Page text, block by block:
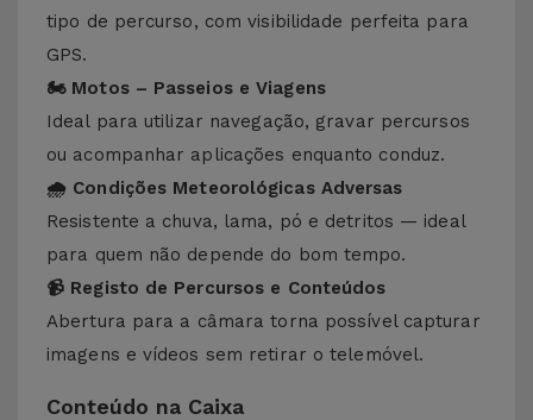
tipo de percurso, com visibilidade perfeita para
GPS.
🏍 Motos – Passeios e Viagens
Ideal para utilizar navegação, gravar percursos
ou acompanhar aplicações enquanto conduz.
🌧 Condições Meteorológicas Adversas
Resistente a chuva, lama, pó e detritos — ideal
para quem não depende do bom tempo.
📹 Registo de Percursos e Conteúdos
Abertura para a câmara torna possível capturar
imagens e vídeos sem retirar o telemóvel.
Conteúdo na Caixa